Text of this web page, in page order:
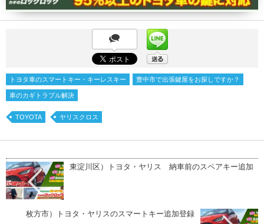
トヨタ車のスマートキー・キーレスキー 豊中市で出張鍵屋をお探しですか？
車のカギトラブル解決
TOYOTA ヤリスクロス
東淀川区）トヨタ・ヤリス 納車前のスペアキー追加
枚方市）トヨタ・ヤリスのスマートキー追加登録